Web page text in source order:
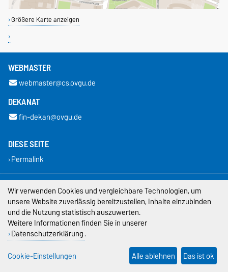
Größere Karte anzeigen
WEBMASTER
webmaster@cs.ovgu.de
DEKANAT
fin-dekan@ovgu.de
DIESE SEITE
Permalink
Impressum
Datenschutz
Barrierefreiheit
Cookie-Einstellungen
Wir verwenden Cookies und vergleichbare Technologien, um
unsere Website zuverlässig bereitzustellen, Inhalte einzubinden
und die Nutzung statistisch auszuwerten.
Weitere Informationen finden Sie in unserer
Datenschutzerklärung.
Cookie-Einstellungen
Alle ablehnen Das ist ok